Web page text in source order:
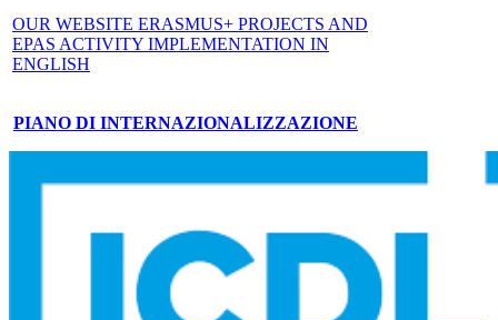
OUR WEBSITE ERASMUS+ PROJECTS AND
EPAS ACTIVITY IMPLEMENTATION IN
ENGLISH
PIANO DI INTERNAZIONALIZZAZIONE